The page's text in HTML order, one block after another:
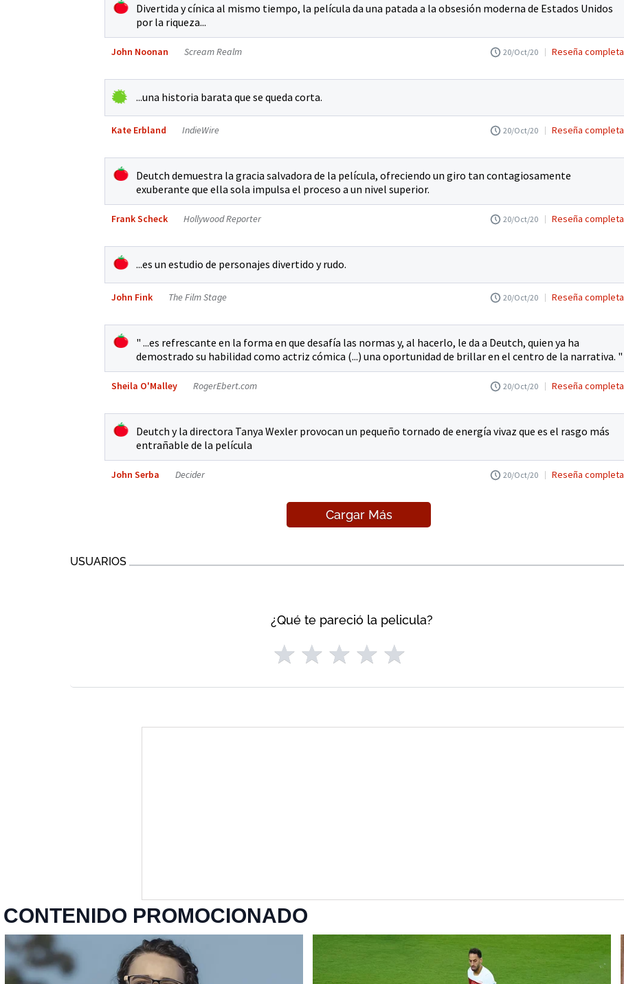
Divertida y cínica al mismo tiempo, la película da una patada a la obsesión moderna de Estados Unidos
por la riqueza...
John Noonan Scream Realm 20/Oct/20 Reseña completa
...una historia barata que se queda corta.
Kate Erbland IndieWire 20/Oct/20 Reseña completa
Deutch demuestra la gracia salvadora de la película, ofreciendo un giro tan contagiosamente
exuberante que ella sola impulsa el proceso a un nivel superior.
Frank Scheck Hollywood Reporter 20/Oct/20 Reseña completa
...es un estudio de personajes divertido y rudo.
John Fink The Film Stage 20/Oct/20 Reseña completa
" ...es refrescante en la forma en que desafía las normas y, al hacerlo, le da a Deutch, quien ya ha
demostrado su habilidad como actriz cómica (...) una oportunidad de brillar en el centro de la narrativa. "
Sheila O'Malley RogerEbert.com 20/Oct/20 Reseña completa
Deutch y la directora Tanya Wexler provocan un pequeño tornado de energía vivaz que es el rasgo más
entrañable de la película
John Serba Decider 20/Oct/20 Reseña completa
Cargar Más
USUARIOS
¿Qué te pareció la pelicula?